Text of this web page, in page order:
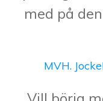
med på
MVH.